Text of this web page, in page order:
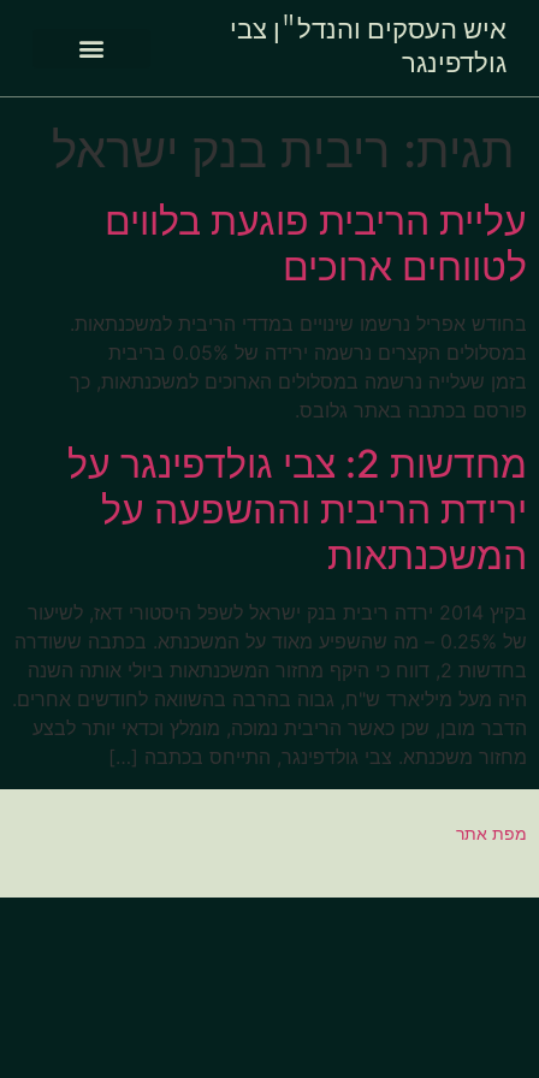
איש העסקים והנדל"ן צבי
גולדפינגר
תגית: ריבית בנק ישראל
עליית הריבית פוגעת בלווים
לטווחים ארוכים
בחודש אפריל נרשמו שינויים במדדי הריבית למשכנתאות.
במסלולים הקצרים נרשמה ירידה של 0.05% בריבית
בזמן שעלייה נרשמה במסלולים הארוכים למשכנתאות, כך
פורסם בכתבה באתר גלובס.
מחדשות 2: צבי גולדפינגר על
ירידת הריבית וההשפעה על
המשכנתאות
בקיץ 2014 ירדה ריבית בנק ישראל לשפל היסטורי דאז, לשיעור
של 0.25% – מה שהשפיע מאוד על המשכנתא. בכתבה ששודרה
בחדשות 2, דווח כי היקף מחזור המשכנתאות ביולי אותה השנה
היה מעל מיליארד ש"ח, גבוה בהרבה בהשוואה לחודשים אחרים.
הדבר מובן, שכן כאשר הריבית נמוכה, מומלץ וכדאי יותר לבצע
מחזור משכנתא. צבי גולדפינגר, התייחס בכתבה […]
מפת אתר